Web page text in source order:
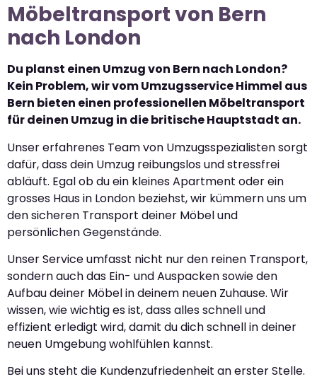
Möbeltransport von Bern
nach London
Du planst einen Umzug von Bern nach London?
Kein Problem, wir vom Umzugsservice Himmel aus
Bern bieten einen professionellen Möbeltransport
für deinen Umzug in die britische Hauptstadt an.
Unser erfahrenes Team von Umzugsspezialisten sorgt
dafür, dass dein Umzug reibungslos und stressfrei
abläuft. Egal ob du ein kleines Apartment oder ein
grosses Haus in London beziehst, wir kümmern uns um
den sicheren Transport deiner Möbel und
persönlichen Gegenstände.
Unser Service umfasst nicht nur den reinen Transport,
sondern auch das Ein- und Auspacken sowie den
Aufbau deiner Möbel in deinem neuen Zuhause. Wir
wissen, wie wichtig es ist, dass alles schnell und
effizient erledigt wird, damit du dich schnell in deiner
neuen Umgebung wohlfühlen kannst.
Bei uns steht die Kundenzufriedenheit an erster Stelle.